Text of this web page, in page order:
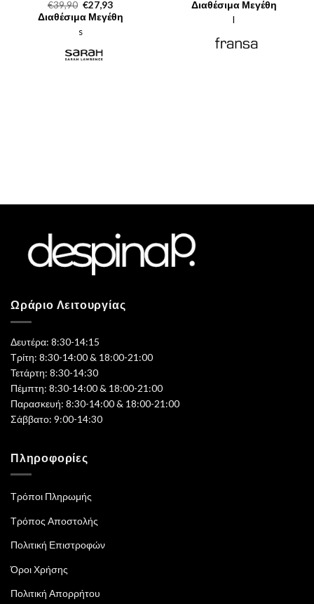
€39,90 Original
price
was:
€39,90.
€27,93Η
τρέχουσα
τιμή
Διαθέσιμα Μεγέθη
s
was:
τιμή
Διαθέσιμα Μεγέθη
l
Ωράριο Λειτουργίας
Δευτέρα: 8:30-14:15
Τρίτη: 8:30-14:00 & 18:00-21:00
Τετάρτη: 8:30-14:30
Πέμπτη: 8:30-14:00 & 18:00-21:00
Παρασκευή: 8:30-14:00 & 18:00-21:00
Σάββατο: 9:00-14:30
Πληροφορίες
Τρόποι Πληρωμής
Τρόπος Αποστολής
Πολιτική Επιστροφών
Όροι Χρήσης
Πολιτική Απορρήτου